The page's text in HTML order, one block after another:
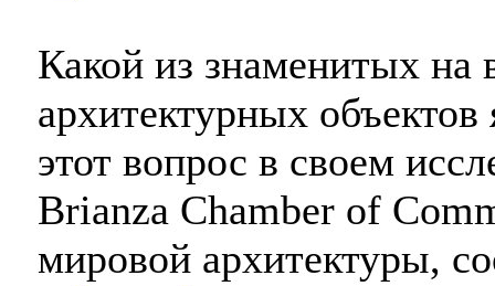
Какой из знаменитых на
архитектурных
этот вопрос в своем
Brianza Chamber of
мировой архитектуры,